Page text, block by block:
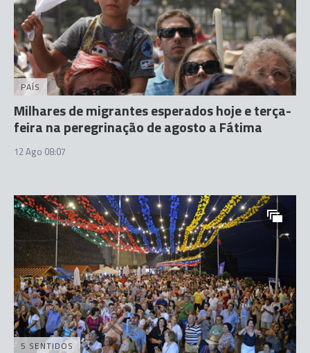
PAÍS
Milhares de migrantes esperados hoje e terça-
feira na peregrinação de agosto a Fátima
12 Ago 08:07
5 SENTIDOS